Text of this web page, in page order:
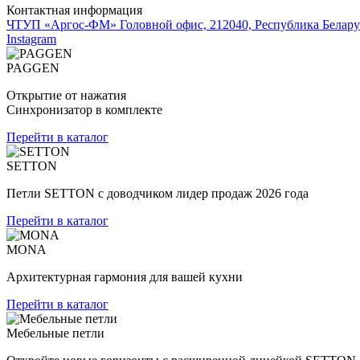
Контактная информация
ЧТУП «Аргос-ФМ» Головной офис, 212040, Республика
Instagram
PAGGEN
Открытие от нажатия
Синхронизатор в комплекте
Перейти в каталог
SETTON
Петли SETTON с доводчиком лидер продаж 2026 года
Перейти в каталог
MONA
Архитектурная гармония для вашей кухни
Перейти в каталог
Мебельные петли